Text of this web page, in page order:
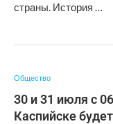
страны. История …
Общество
30 и 31 июля с
Каспийске